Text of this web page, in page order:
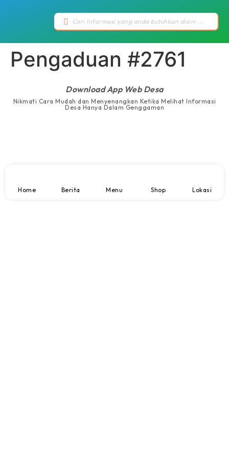
Pengaduan #2761
Download App Web Desa
Nikmati Cara Mudah dan Menyenangkan Ketika Melihat Informasi
Desa Hanya Dalam Genggaman
Home Berita Menu Shop Lokasi